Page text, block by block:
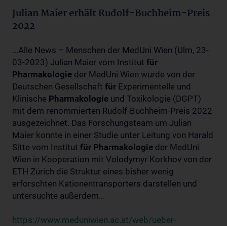
Julian Maier erhält Rudolf-Buchheim-Preis
2022
...Alle News – Menschen der MedUni Wien (Ulm, 23-
03-2023) Julian Maier vom Institut für
Pharmakologie der MedUni Wien wurde von der
Deutschen Gesellschaft für Experimentelle und
Klinische Pharmakologie und Toxikologie (DGPT)
mit dem renommierten Rudolf-Buchheim-Preis 2022
ausgezeichnet. Das Forschungsteam um Julian
Maier konnte in einer Studie unter Leitung von Harald
Sitte vom Institut für Pharmakologie der MedUni
Wien in Kooperation mit Volodymyr Korkhov von der
ETH Zürich die Struktur eines bisher wenig
erforschten Kationentransporters darstellen und
untersuchte außerdem...
https://www.meduniwien.ac.at/web/ueber-